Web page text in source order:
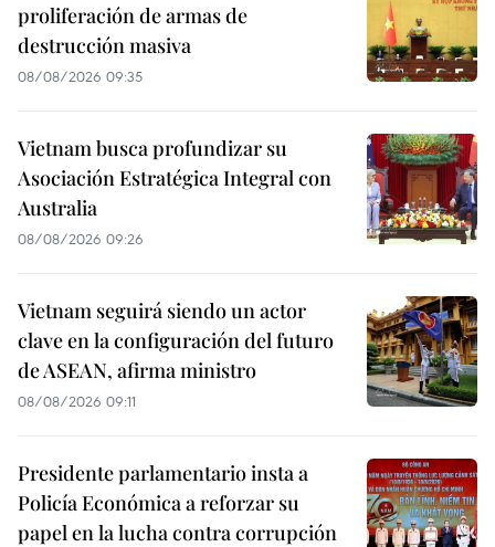
proliferación de armas de
destrucción masiva
08/08/2026 09:35
Vietnam busca profundizar su
Asociación Estratégica Integral con
Australia
08/08/2026 09:26
Vietnam seguirá siendo un actor
clave en la configuración del futuro
de ASEAN, afirma ministro
08/08/2026 09:11
Presidente parlamentario insta a
Policía Económica a reforzar su
papel en la lucha contra corrupción